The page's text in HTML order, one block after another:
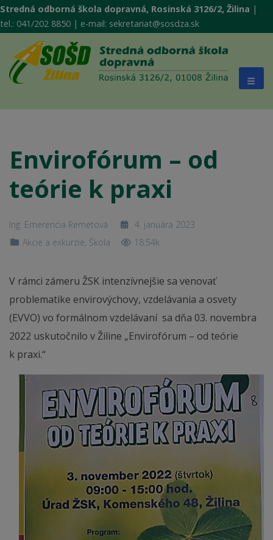
Stredná odborná škola dopravná, Rosinská 3126/2, Žilina |
tel.: 041/202 8850 | e-mail: sekretariat@sosdza.sk
Envirofórum – od
teórie k praxi
Ing. Emerencia Remetová
4. januára 2023
Akcie a exkurzie, Škola 18.54k
V rámci zámeru ŽSK intenzívnejšie sa venovať
problematike envirovýchovy, vzdelávania a osvety
(EVVO) vo formálnom vzdelávaní sa dňa 03. novembra
2022 uskutočnilo v Žiline „Envirofórum – od teórie
k praxi.“